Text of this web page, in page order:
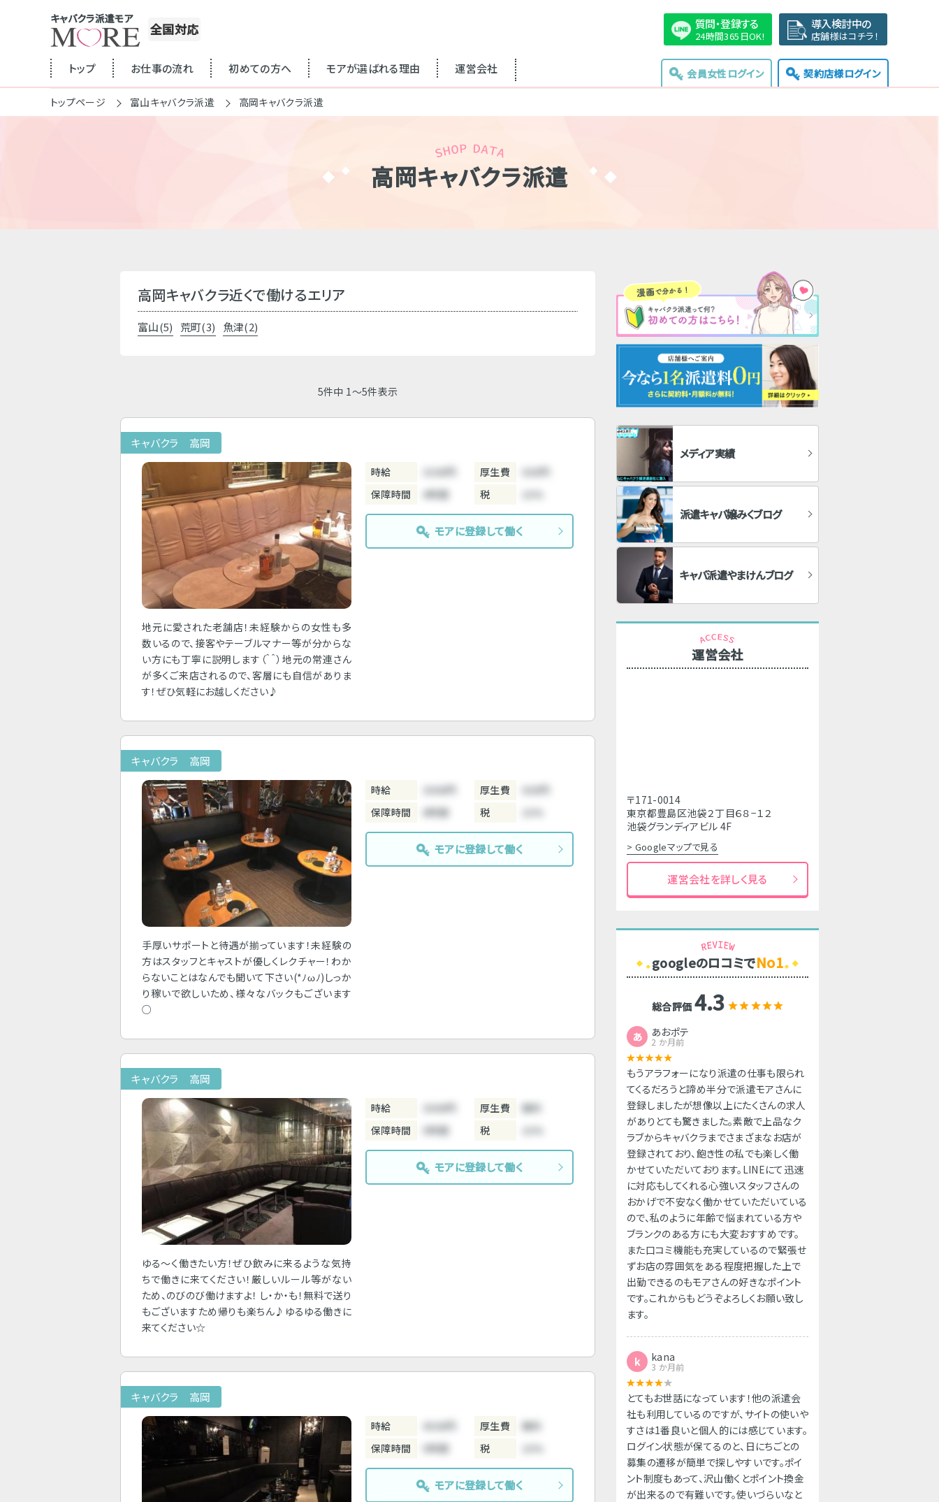
キャバクラ派遣モア
全国対応 質問・登録する
24時間365日OK!
導入検討中の
店舗様はコチラ！
トップ お仕事の流れ 初めての方へ モアが選ばれる理由 運営会社 会員女性ログイン 契約店様ログイン
トップページ 富山キャバクラ派遣 高岡キャバクラ派遣
高岡キャバクラ派遣
高岡キャバクラ近くで働けるエリア
富山(5) 荒町(3) 魚津(2)
5件中 1～5件表示
キャバクラ 高岡
地元に愛された老舗店！未経験からの女性も多
数いるので、接客やテーブルマナー等が分からな
い方にも丁寧に説明します（＾＾）地元の常連さん
が多くご来店されるので、客層にも自信がありま
す！ぜひ気軽にお越しください♪
時給 3300円 厚生費
保障時間
4時間 税
モアに登録して働く
キャバクラ 高岡
手厚いサポートと待遇が揃っています！未経験の
方はスタッフとキャストが優しくレクチャー！わか
らないことはなんでも聞いて下さい(*ﾉωﾉ)しっか
り稼いで欲しいため、様々なバックもございます
○
時給 3000円 厚生費
保障時間
6時間 税
モアに登録して働く
キャバクラ 高岡
ゆる～く働きたい方！ぜひ飲みに来るような気持
ちで働きに来てください！厳しいルール等がない
ため、のびのび働けますよ！ し・か・も！無料で送り
もございますため帰りも楽ちん♪ゆるゆる働きに
来てください☆
時給 3000円 厚生費
無料
保障時間
5時間 税
モアに登録して働く
キャバクラ 高岡
時給 4500円 厚生費
無料
保障時間
5時間 税
モアに登録して働く
メディア実績
派遣キャバ嬢みくブログ
キャバ派遣やまけんブログ
運営会社
〒171-0014
東京都豊島区池袋２丁目６８−１２
池袋グランディアビル 4F
> Googleマップで見る
運営会社を詳しく見る
googleのロコミでNo1
総合評価4.3
あ あおポテ
2 か月前
もうアラフォーになり派遣の仕事も限られ
てくるだろうと諦め半分で派遣モアさんに
登録しましたが想像以上にたくさんの求人
がありとても驚きました。素敵で上品なク
ラブからキャバクラまでさまざまなお店が
登録されており、飽き性の私でも楽しく働
かせていただいております。LINEにて迅速
に対応もしてくれる心強いスタッフさんの
おかげで不安なく働かせていただいている
ので、私のように年齢で悩まれている方や
ブランクのある方にも大変おすすめです。
また口コミ機能も充実しているので緊張せ
ずお店の雰囲気をある程度把握した上で
出勤できるのもモアさんの好きなポイント
です。これからもどうぞよろしくお願い致し
ます。
k kana
3 か月前
とてもお世話になっています！他の派遣会
社も利用しているのですが、サイトの使いや
すさは1番良いと個人的には感じています。
ログイン状態が保てるのと、日にちごとの
募集の遷移が簡単で探しやすいです。ポイ
ント制度もあって、沢山働くとポイント換金
が出来るので有難いです。使いづらいなと